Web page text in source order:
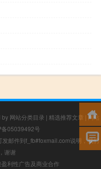
by 网站分类目录 | 精选推荐文章 |网站
备05039492号
邮件到f_fb#foxmail.com说明，我们
谢谢
利性广告及商业合作